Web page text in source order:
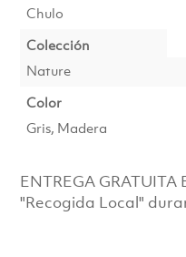
Chulo
Colección
Nature
Color
Gris, Madera
ENTREGA GRATUITA
"Recogida Local"